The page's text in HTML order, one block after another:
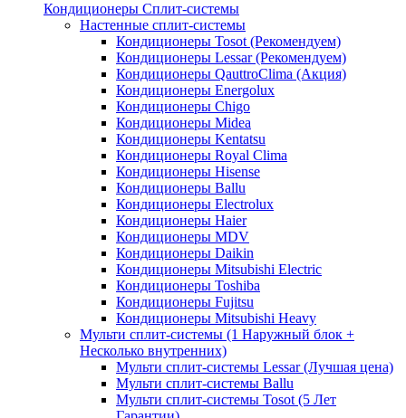
Кондиционеры Сплит-системы
Настенные сплит-системы
Кондиционеры Tosot (Рекомендуем)
Кондиционеры Lessar (Рекомендуем)
Кондиционеры QauttroClima (Акция)
Кондиционеры Energolux
Кондиционеры Chigo
Кондиционеры Midea
Кондиционеры Kentatsu
Кондиционеры Royal Clima
Кондиционеры Hisense
Кондиционеры Ballu
Кондиционеры Electrolux
Кондиционеры Haier
Кондиционеры MDV
Кондиционеры Daikin
Кондиционеры Mitsubishi Electric
Кондиционеры Toshiba
Кондиционеры Fujitsu
Кондиционеры Mitsubishi Heavy
Мульти сплит-системы (1 Наружный блок +
Несколько внутренних)
Мульти сплит-системы Lessar (Лучшая цена)
Мульти сплит-системы Ballu
Мульти сплит-системы Tosot (5 Лет